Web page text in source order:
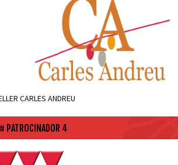
CARLES ANDREU
PATROCINADOR 4